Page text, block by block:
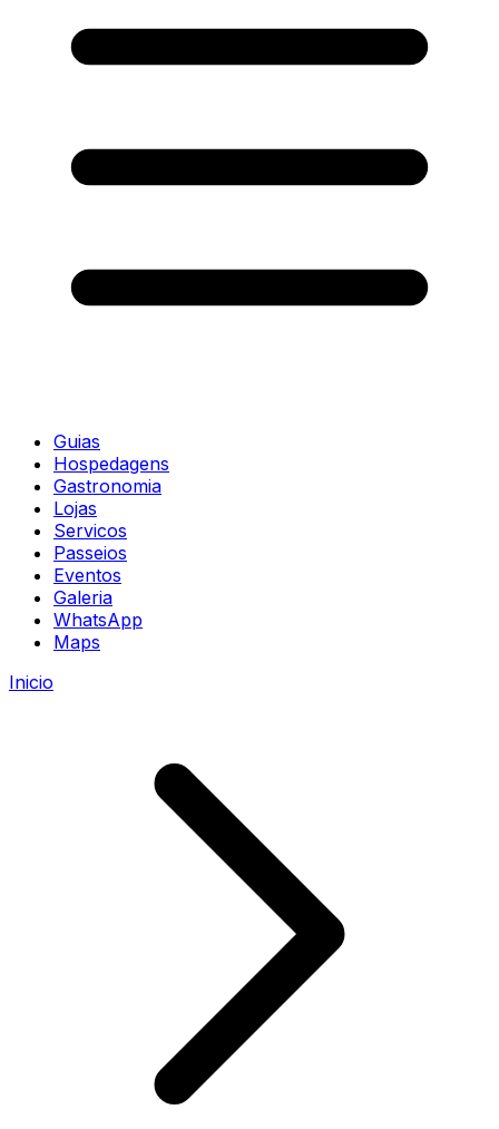
Guias
Hospedagens
Gastronomia
Lojas
Servicos
Passeios
Eventos
Galeria
WhatsApp
Maps
Inicio